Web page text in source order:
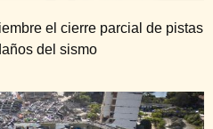
el cierre parcial de pistas
del sismo